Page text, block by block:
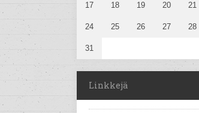
17 18 19 20 21
24 25 26 27 28
31
Linkkejä